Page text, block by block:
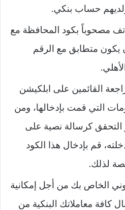
حساب بنكي.
مصحوباً بكود المحافظة مع
يكون متطابق مع الرقم
القائمين على ابلكيشن
التي قمت بإدخالها، ومن
التحقق كرسالة نصية على
قم بإدخال هذا الكود
لذلك.
الخاص بك من أجل إمكانية
كافة معاملاتك البنكية من